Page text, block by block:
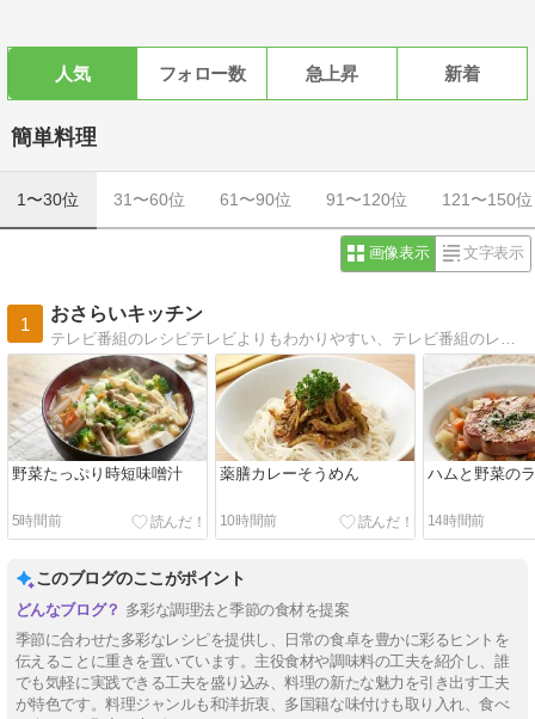
人気 フォロー数 急上昇 新着
簡単料理
1〜30位 31〜60位 61〜90位 91〜120位 121〜150位
画像表示 文字表示
1
おさらいキッチン
野菜たっぷり時短味噌汁
5時間前
薬膳カレーそうめん
10時間前
ハムと野菜の
14時間前
このブログのここがポイント
多彩な調理法と季節の食材を提案
季節に合わせた多彩なレシピを提供し、日常の食卓を豊かに彩るヒントを
伝えることに重きを置いています。主役食材や調味料の工夫を紹介し、誰
でも気軽に実践できる工夫を盛り込み、料理の新たな魅力を引き出す工夫
が特色です。料理ジャンルも和洋折衷、多国籍な味付けも取り入れ、食べ